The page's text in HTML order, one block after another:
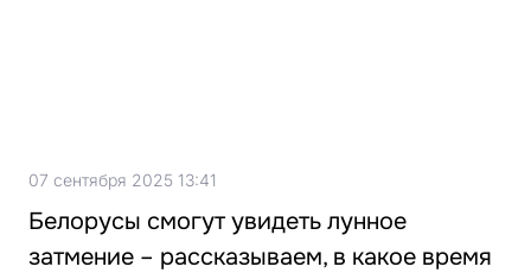
07 сентября 2025 13:41
Белорусы смогут увидеть лунное
затмение – рассказываем, в какое время